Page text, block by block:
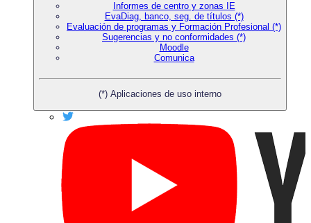
Informes de centro y zonas IE
EvaDiag, banco, seg. de títulos (*)
Evaluación de programas y Formación Profesional (*)
Sugerencias y no conformidades (*)
Moodle
Comunica
(*) Aplicaciones de uso interno